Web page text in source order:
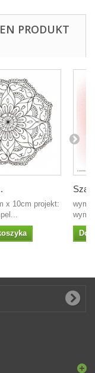
PRODUKT
x 10cm projekt: